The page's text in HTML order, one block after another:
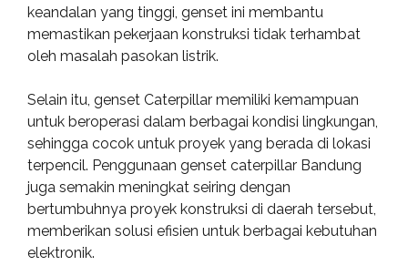
keandalan yang tinggi, genset ini membantu
memastikan pekerjaan konstruksi tidak terhambat
oleh masalah pasokan listrik.
Selain itu, genset Caterpillar memiliki kemampuan
untuk beroperasi dalam berbagai kondisi lingkungan,
sehingga cocok untuk proyek yang berada di lokasi
terpencil. Penggunaan genset caterpillar Bandung
juga semakin meningkat seiring dengan
bertumbuhnya proyek konstruksi di daerah tersebut,
memberikan solusi efisien untuk berbagai kebutuhan
elektronik.